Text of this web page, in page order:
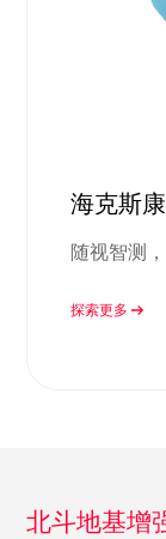
海克斯
随视智测
探索更多
北斗地基增